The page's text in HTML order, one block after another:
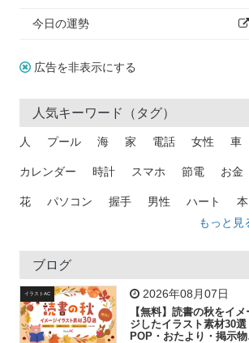
今日の運勢
広告を非表示にする
人気キーワード（タグ）
人 プール 海 家 電話 女性 車
カレンダー 時計 スマホ 節電 お金
花 パソコン 握手 男性 ハート 本
トラック 木
吹き出し
飛行機 グラフ ビル 魚 家族 書類
歩く 工場 会社 太陽 キラキラ
もっと見
ブログ
イラストAC 2026年08月07日
【無料】読書の秋をイメ
ジしたイラスト素材30選
POP・おたより・掲示物